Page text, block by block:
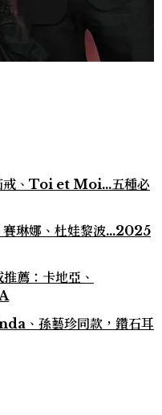
戒、Toi et Moi...五種必
賽琳娜、杜娃黎波...2025
薦：卡地亞、
、孫藝珍同款，鑽石耳